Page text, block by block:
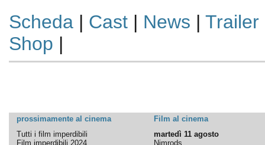
Scheda| Cast| News | Trailer
Shop |
prossimamente al cinema
Film al cinema
Tutti i film imperdibili
Film imperdibili 2024
martedì 11 agosto
Nimrods